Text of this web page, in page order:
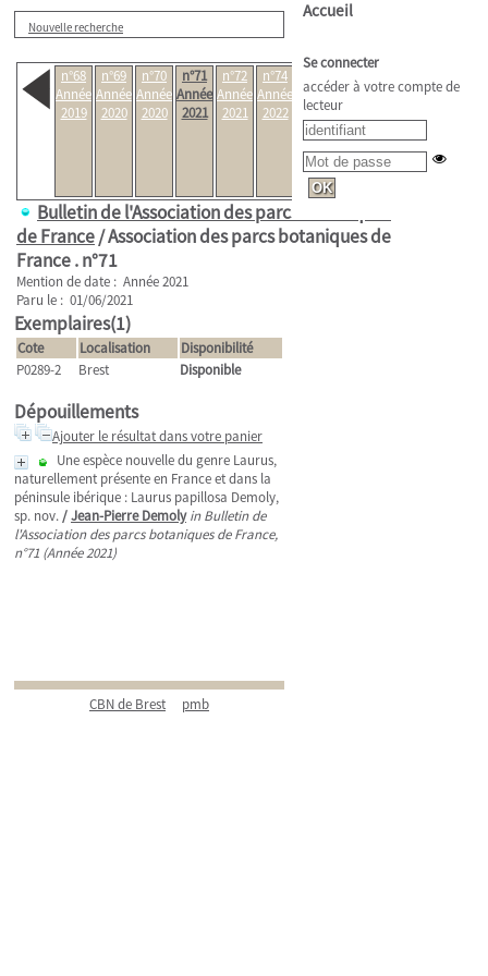
Nouvelle recherche
n°68
Année
2019
n°69
Année
2020
n°70
Année
2020
n°71
Année
2021
n°72
Année
2021
n°74
Année
2022
n°76 -
Bulletin
spécial
50ème
anniversaire
1973-2023
Année 2023
Bulletin de l'Association des parcs botaniques
de France/ Association des parcs botaniques de
France .n°71
Mention de date : Année 2021
Paru le : 01/06/2021
Exemplaires(1)
Cote Localisation
Disponibilité
P0289-2
Brest Disponible
Dépouillements
Ajouter le résultat dans votre panier
Une espèce nouvelle du genre Laurus,
naturellement présente en France et dans la
péninsule ibérique : Laurus papillosa Demoly,
sp. nov./Jean-Pierre Demoly in Bulletin de
l'Association des parcs botaniques de France,
n°71 (Année 2021)
CBN de Brest pmb
Accueil
Se connecter
accéder à votre compte de
lecteur